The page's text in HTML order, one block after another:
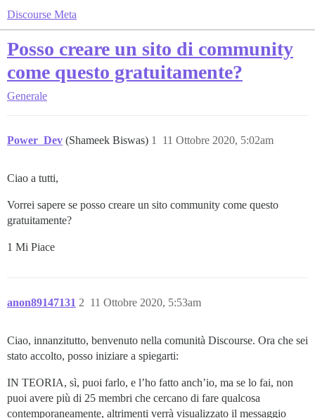
Discourse Meta
Posso creare un sito di community
come questo gratuitamente?
Generale
Power_Dev (Shameek Biswas) 11 Ottobre 2020, 5:02am
1
Ciao a tutti,
Vorrei sapere se posso creare un sito community come questo
gratuitamente?
1 Mi Piace
anon89147131 11 Ottobre 2020, 5:53am
2
Ciao, innanzitutto, benvenuto nella comunità Discourse. Ora che sei
stato accolto, posso iniziare a spiegarti:
IN TEORIA, sì, puoi farlo, e l’ho fatto anch’io, ma se lo fai, non
puoi avere più di 25 membri che cercano di fare qualcosa
contemporaneamente, altrimenti verrà visualizzato il messaggio